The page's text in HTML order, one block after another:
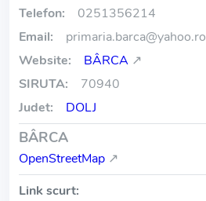
Telefon:
0251356214
Email:
primaria.barca@yahoo.ro
Website:
BÂRCA ↗
SIRUTA:
70940
Judet:
DOLJ
BÂRCA
OpenStreetMap ↗
Link scurt: